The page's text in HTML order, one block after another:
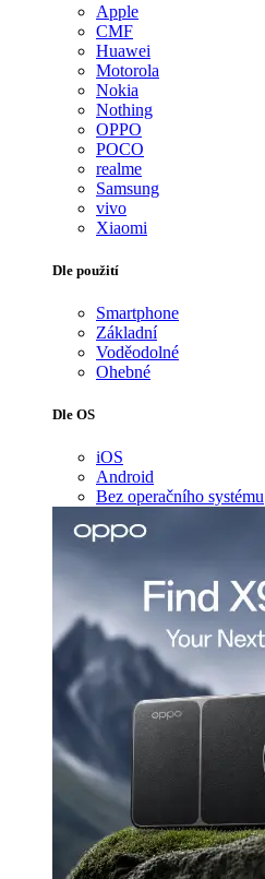
Apple
CMF
Huawei
Motorola
Nokia
Nothing
OPPO
POCO
realme
Samsung
vivo
Xiaomi
Dle použití
Smartphone
Základní
Voděodolné
Ohebné
Dle OS
iOS
Android
Bez operačního systému